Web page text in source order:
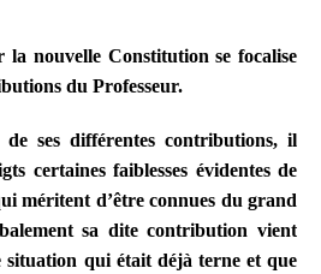
la nouvelle Constitution se focalise
du Professeur.
ses différentes contributions, il
certaines faiblesses évidentes de
méritent d’être connues du grand
sa dite contribution vient
qui était déjà terne et que